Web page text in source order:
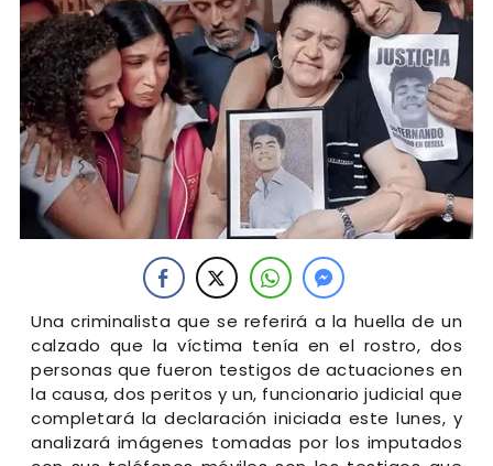
Una criminalista que se referirá a la huella de un
calzado que la víctima tenía en el rostro, dos
personas que fueron testigos de actuaciones en
la causa, dos peritos y un, funcionario judicial que
completará la declaración iniciada este lunes, y
analizará imágenes tomadas por los imputados